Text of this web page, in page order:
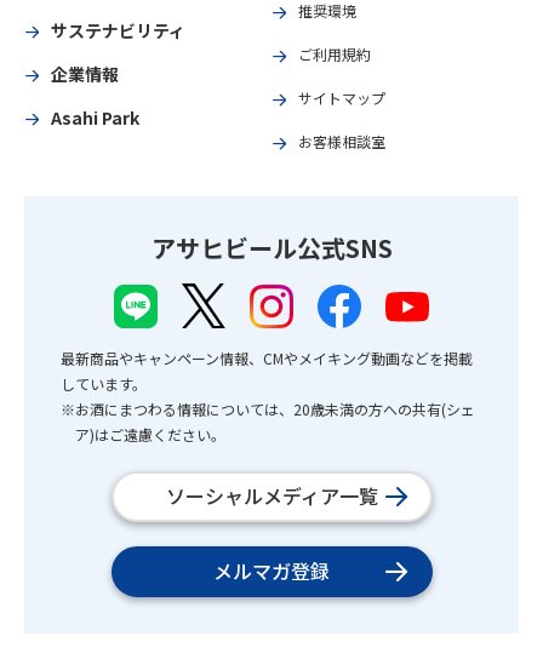
サステナビリティ
企業情報
Asahi Park
推奨環境
ご利用規約
サイトマップ
お客様相談室
アサヒビール公式SNS
最新商品やキャンペーン情報、CMやメイキング動画などを掲載
しています。
※お酒にまつわる情報については、20歳未満の方への共有(シェ
ア)はご遠慮ください。
ソーシャルメディア一覧
メルマガ登録